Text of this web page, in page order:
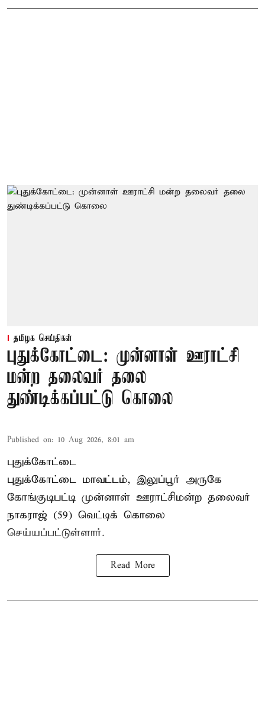
தமிழக செய்திகள்
புதுக்கோட்டை: முன்னாள் ஊராட்சி
மன்ற தலைவர் தலை
துண்டிக்கப்பட்டு கொலை
Published on: 10 Aug 2026, 8:01 am
புதுக்கோட்டை
புதுக்கோட்டை மாவட்டம், இலுப்பூர் அருகே
கோங்குடிபட்டி முன்னாள் ஊராட்சிமன்ற தலைவர்
நாகராஜ் (59) வெட்டிக் கொலை
செய்யப்பட்டுள்ளார்.
Read More